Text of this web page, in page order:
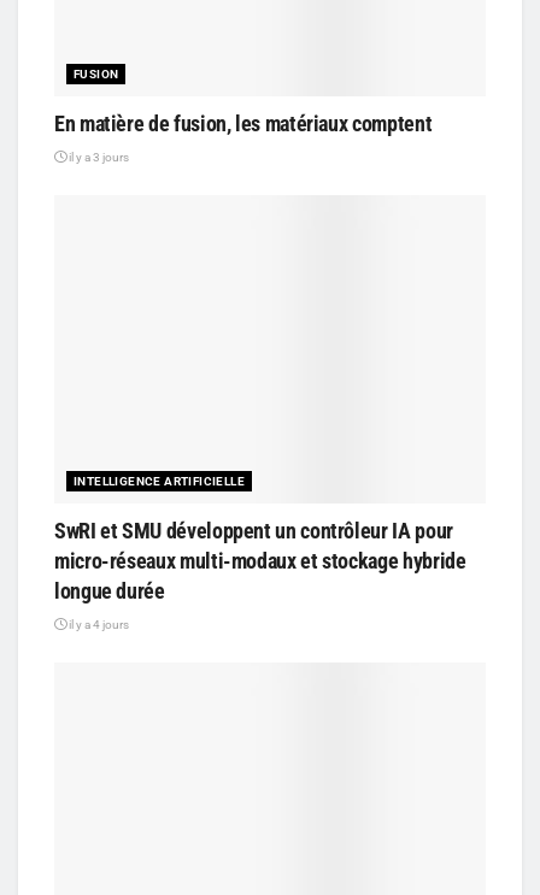
FUSION
En matière de fusion, les matériaux comptent
il y a 3 jours
INTELLIGENCE ARTIFICIELLE
SwRI et SMU développent un contrôleur IA pour
micro-réseaux multi-modaux et stockage hybride
longue durée
il y a 4 jours